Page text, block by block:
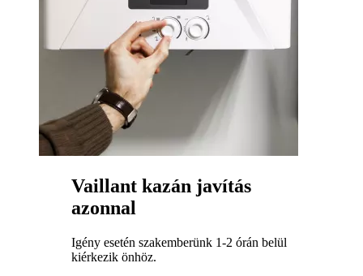
Vaillant kazán javítás
azonnal
Igény esetén szakemberünk 1-2 órán belül
kiérkezik önhöz.